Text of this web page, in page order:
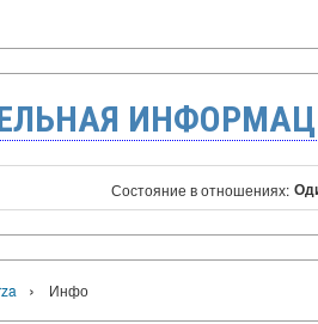
Состояние в отношениях:
› Инфо